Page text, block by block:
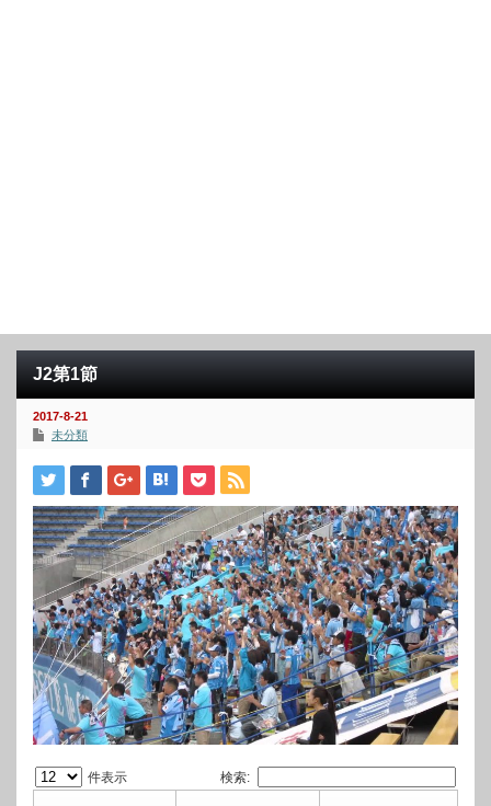
J2第1節
2017-8-21
未分類
件表示 検索: